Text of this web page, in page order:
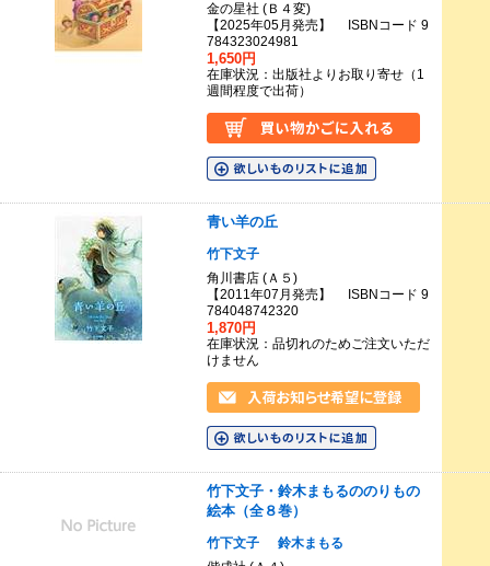
金の星社 (Ｂ４変)
【2025年05月発売】 ISBNコード 9
784323024981
1,650円
在庫状況：出版社よりお取り寄せ（1
週間程度で出荷）
青い羊の丘
竹下文子
角川書店 (Ａ５)
【2011年07月発売】 ISBNコード 9
784048742320
1,870円
在庫状況：品切れのためご注文いただ
けません
竹下文子・鈴木まもるののりもの
絵本（全８巻）
竹下文子
鈴木まもる